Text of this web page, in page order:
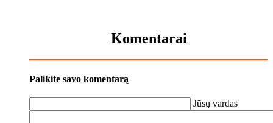
Komentarai
Palikite savo komentarą
Jūsų vardas